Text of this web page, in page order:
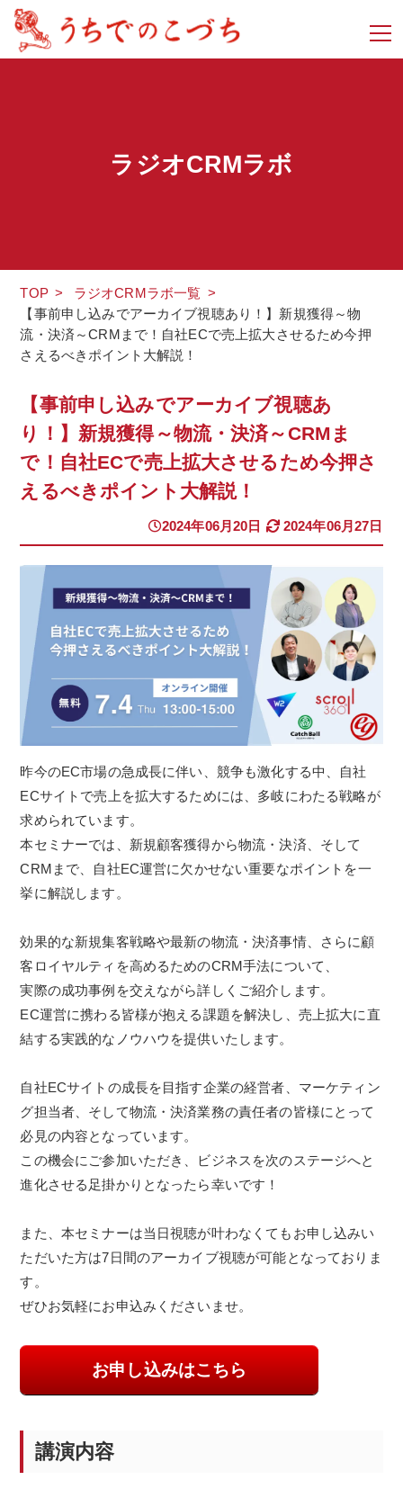
ラジオCRMラボ
TOP > ラジオCRMラボ一覧 >
【事前申し込みでアーカイブ視聴あり！】新規獲得～物
流・決済～CRMまで！自社ECで売上拡大させるため今押
さえるべきポイント大解説！
【事前申し込みでアーカイブ視聴あ
り！】新規獲得～物流・決済～CRMま
で！自社ECで売上拡大させるため今押さ
えるべきポイント大解説！
2024年06月20日 2024年06月27日
昨今のEC市場の急成長に伴い、競争も激化する中、自社
ECサイトで売上を拡大するためには、多岐にわたる戦略が
求められています。
本セミナーでは、新規顧客獲得から物流・決済、そして
CRMまで、自社EC運営に欠かせない重要なポイントを一
挙に解説します。
効果的な新規集客戦略や最新の物流・決済事情、さらに顧
客ロイヤルティを高めるためのCRM手法について、
実際の成功事例を交えながら詳しくご紹介します。
EC運営に携わる皆様が抱える課題を解決し、売上拡大に直
結する実践的なノウハウを提供いたします。
自社ECサイトの成長を目指す企業の経営者、マーケティン
グ担当者、そして物流・決済業務の責任者の皆様にとって
必見の内容となっています。
この機会にご参加いただき、ビジネスを次のステージへと
進化させる足掛かりとなったら幸いです！
また、本セミナーは当日視聴が叶わなくてもお申し込みい
ただいた方は7日間のアーカイブ視聴が可能となっておりま
す。
ぜひお気軽にお申込みくださいませ。
お申し込みはこちら
講演内容